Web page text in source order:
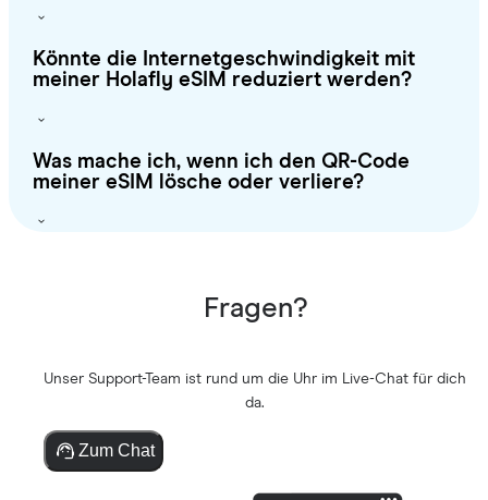
Könnte die Internetgeschwindigkeit mit
meiner Holafly eSIM reduziert werden?
Was mache ich, wenn ich den QR-Code
meiner eSIM lösche oder verliere?
Fragen?
Unser Support-Team ist rund um die Uhr im Live-Chat für dich
da.
Zum Chat